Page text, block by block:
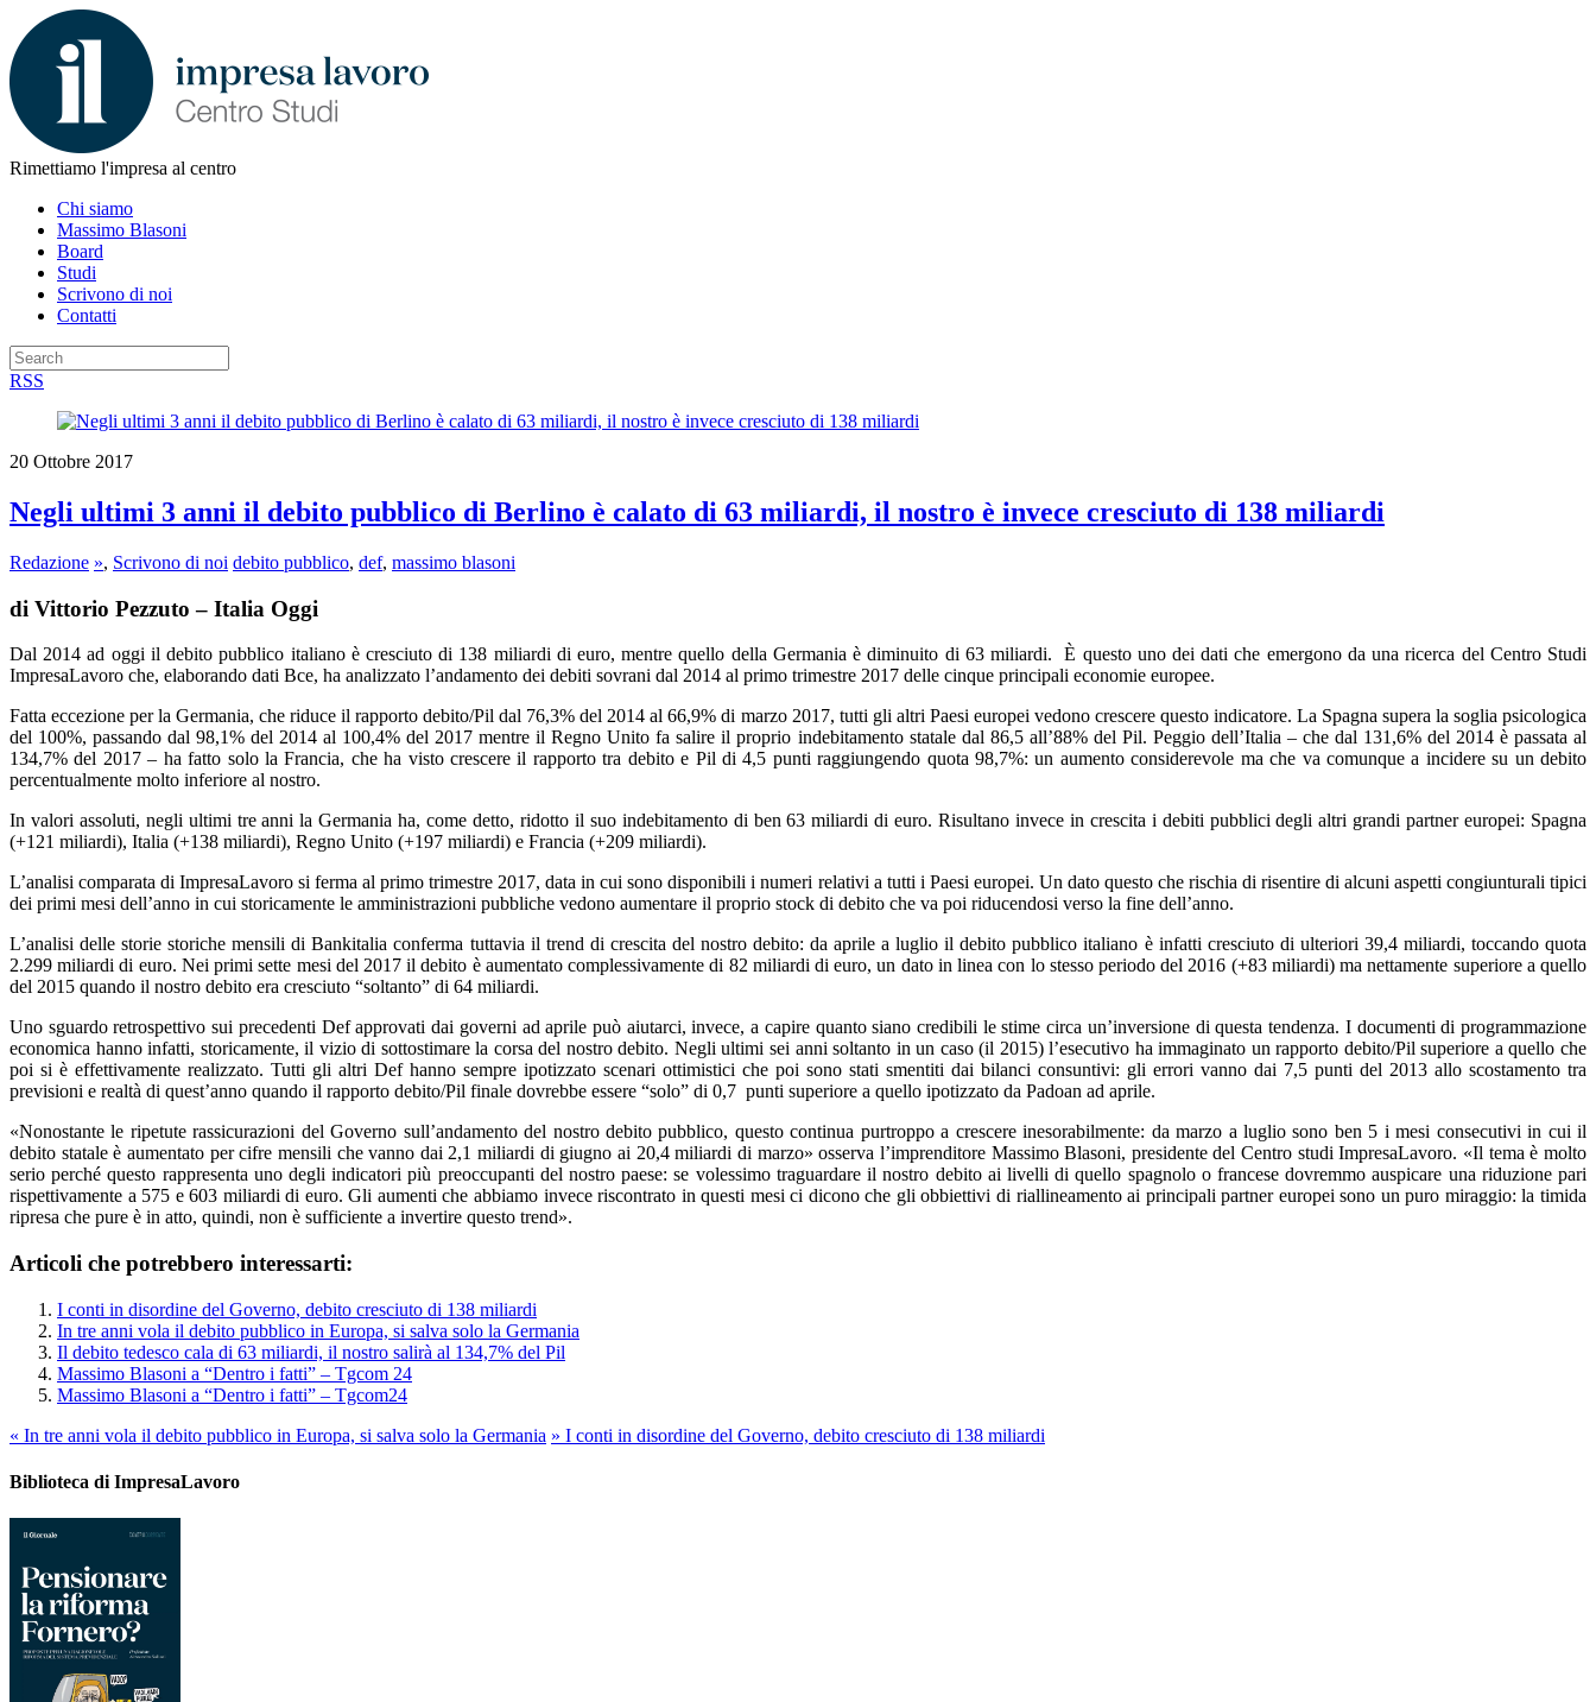
Rimettiamo l'impresa al centro
Chi siamo
Massimo Blasoni
Board
Studi
Scrivono di noi
Contatti
RSS
20 Ottobre 2017
Negli ultimi 3 anni il debito pubblico di Berlino è calato di 63 miliardi, il nostro è invece cresciuto di 138 miliardi
Redazione », Scrivono di noi debito pubblico, def, massimo blasoni
di Vittorio Pezzuto – Italia Oggi
Dal 2014 ad oggi il debito pubblico italiano è cresciuto di 138 miliardi di euro, mentre quello della Germania è diminuito di 63 miliardi. È questo uno dei dati che emergono da una ricerca del Centro Studi
ImpresaLavoro che, elaborando dati Bce, ha analizzato l’andamento dei debiti sovrani dal 2014 al primo trimestre 2017 delle cinque principali economie europee.
Fatta eccezione per la Germania, che riduce il rapporto debito/Pil dal 76,3% del 2014 al 66,9% di marzo 2017, tutti gli altri Paesi europei vedono crescere questo indicatore. La Spagna supera la soglia psicologica
del 100%, passando dal 98,1% del 2014 al 100,4% del 2017 mentre il Regno Unito fa salire il proprio indebitamento statale dal 86,5 all’88% del Pil. Peggio dell’Italia – che dal 131,6% del 2014 è passata al
134,7% del 2017 – ha fatto solo la Francia, che ha visto crescere il rapporto tra debito e Pil di 4,5 punti raggiungendo quota 98,7%: un aumento considerevole ma che va comunque a incidere su un debito
percentualmente molto inferiore al nostro.
In valori assoluti, negli ultimi tre anni la Germania ha, come detto, ridotto il suo indebitamento di ben 63 miliardi di euro. Risultano invece in crescita i debiti pubblici degli altri grandi partner europei: Spagna
(+121 miliardi), Italia (+138 miliardi), Regno Unito (+197 miliardi) e Francia (+209 miliardi).
L’analisi comparata di ImpresaLavoro si ferma al primo trimestre 2017, data in cui sono disponibili i numeri relativi a tutti i Paesi europei. Un dato questo che rischia di risentire di alcuni aspetti congiunturali tipici
dei primi mesi dell’anno in cui storicamente le amministrazioni pubbliche vedono aumentare il proprio stock di debito che va poi riducendosi verso la fine dell’anno.
L’analisi delle storie storiche mensili di Bankitalia conferma tuttavia il trend di crescita del nostro debito: da aprile a luglio il debito pubblico italiano è infatti cresciuto di ulteriori 39,4 miliardi, toccando quota
2.299 miliardi di euro. Nei primi sette mesi del 2017 il debito è aumentato complessivamente di 82 miliardi di euro, un dato in linea con lo stesso periodo del 2016 (+83 miliardi) ma nettamente superiore a quello
del 2015 quando il nostro debito era cresciuto “soltanto” di 64 miliardi.
Uno sguardo retrospettivo sui precedenti Def approvati dai governi ad aprile può aiutarci, invece, a capire quanto siano credibili le stime circa un’inversione di questa tendenza. I documenti di programmazione
economica hanno infatti, storicamente, il vizio di sottostimare la corsa del nostro debito. Negli ultimi sei anni soltanto in un caso (il 2015) l’esecutivo ha immaginato un rapporto debito/Pil superiore a quello che
poi si è effettivamente realizzato. Tutti gli altri Def hanno sempre ipotizzato scenari ottimistici che poi sono stati smentiti dai bilanci consuntivi: gli errori vanno dai 7,5 punti del 2013 allo scostamento tra
previsioni e realtà di quest’anno quando il rapporto debito/Pil finale dovrebbe essere “solo” di 0,7 punti superiore a quello ipotizzato da Padoan ad aprile.
«Nonostante le ripetute rassicurazioni del Governo sull’andamento del nostro debito pubblico, questo continua purtroppo a crescere inesorabilmente: da marzo a luglio sono ben 5 i mesi consecutivi in cui il
debito statale è aumentato per cifre mensili che vanno dai 2,1 miliardi di giugno ai 20,4 miliardi di marzo» osserva l’imprenditore Massimo Blasoni, presidente del Centro studi ImpresaLavoro. «Il tema è molto
serio perché questo rappresenta uno degli indicatori più preoccupanti del nostro paese: se volessimo traguardare il nostro debito ai livelli di quello spagnolo o francese dovremmo auspicare una riduzione pari
rispettivamente a 575 e 603 miliardi di euro. Gli aumenti che abbiamo invece riscontrato in questi mesi ci dicono che gli obbiettivi di riallineamento ai principali partner europei sono un puro miraggio: la timida
ripresa che pure è in atto, quindi, non è sufficiente a invertire questo trend».
Articoli che potrebbero interessarti:
I conti in disordine del Governo, debito cresciuto di 138 miliardi
In tre anni vola il debito pubblico in Europa, si salva solo la Germania
Il debito tedesco cala di 63 miliardi, il nostro salirà al 134,7% del Pil
Massimo Blasoni a “Dentro i fatti” – Tgcom 24
Massimo Blasoni a “Dentro i fatti” – Tgcom24
« In tre anni vola il debito pubblico in Europa, si salva solo la Germania » I conti in disordine del Governo, debito cresciuto di 138 miliardi
Biblioteca di ImpresaLavoro